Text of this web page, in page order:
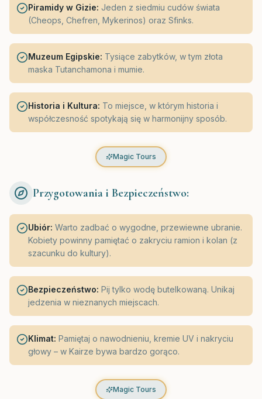
Piramidy w Gizie: Jeden z siedmiu cudów świata
(Cheops, Chefren, Mykerinos) oraz Sfinks.
Muzeum Egipskie: Tysiące zabytków, w tym złota
maska Tutanchamona i mumie.
Historia i Kultura: To miejsce, w którym historia i
współczesność spotykają się w harmonijny sposób.
Magic Tours
Przygotowania i Bezpieczeństwo:
Ubiór: Warto zadbać o wygodne, przewiewne ubranie.
Kobiety powinny pamiętać o zakryciu ramion i kolan (z
szacunku do kultury).
Bezpieczeństwo: Pij tylko wodę butelkowaną. Unikaj
jedzenia w nieznanych miejscach.
Klimat: Pamiętaj o nawodnieniu, kremie UV i nakryciu
głowy – w Kairze bywa bardzo gorąco.
Magic Tours